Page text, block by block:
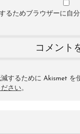
るためブラウザーに自
するために Akismet を
さい。